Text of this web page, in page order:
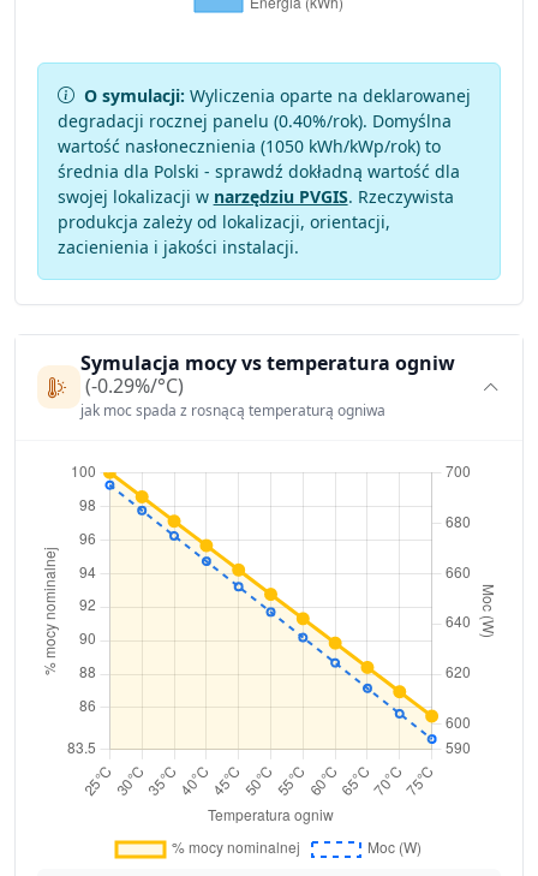
O symulacji: Wyliczenia oparte na deklarowanej
degradacji rocznej panelu (0.40%/rok). Domyślna
wartość nasłonecznienia (1050 kWh/kWp/rok) to
średnia dla Polski - sprawdź dokładną wartość dla
swojej lokalizacji w narzędziu PVGIS. Rzeczywista
produkcja zależy od lokalizacji, orientacji,
zacienienia i jakości instalacji.
Symulacja mocy vs temperatura ogniw
(-0.29%/°C)
jak moc spada z rosnącą temperaturą ogniwa